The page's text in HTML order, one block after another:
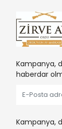
Kampanya,
haberdar
Kampanya,